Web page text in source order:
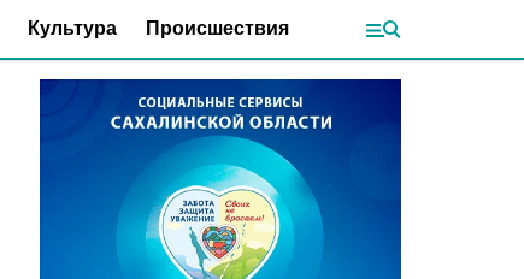
Культура Происшествия